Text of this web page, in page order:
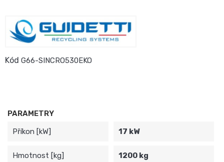
Kód G66-SINCRO530EKO
PARAMETRY
Příkon [kW]
17 kW
Hmotnost [kg] 1200 kg